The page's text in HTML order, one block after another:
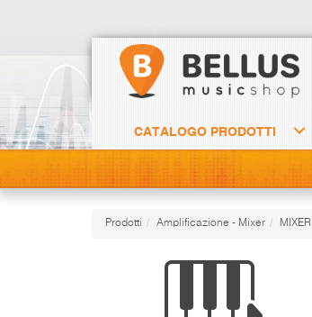
CATALOGO PRODOTTI
Prodotti Amplificazione - Mixer MIXER